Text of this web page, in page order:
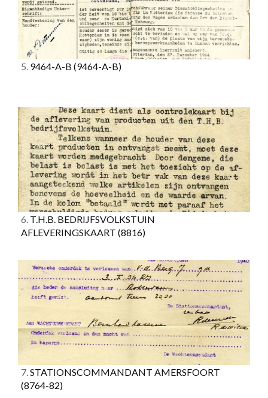
5. 9464-A-B (9464-A-B)
6. T.H.B. BEDRIJFSVOLKSTUIN
AFLEVERINGSKAART (8816)
7.STATIONSCOMMANDANT AMERSFOORT
(8764-82)